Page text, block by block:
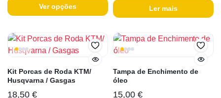
Ver opções Ler mais
Kit Porcas de Roda KTM/
Husqvarna / Gasgas
18,50 €
Tampa de Enchimento de
óleo
15,00 €